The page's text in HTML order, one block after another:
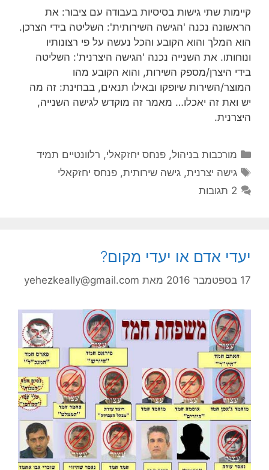
קיימות שתי גישות בסיסיות בעבודה עם ציבור: את
הראשונה נכנה 'הגישה השירותית': השליטה בידי הצרכן.
הוא המלך והוא הקובע והכל נעשה על פי רצונותיו
ונוחותו. את השנייה נכנה 'הגישה היצרנית': השליטה
בידי היצרן/מספק השירות, והוא הקובע מהו
המוצר/השירות שיופקו ובאילו תנאים, בבחינת: זה מה
יש ואת זה יאכלו… מאמר זה מוקדש לגישה השנייה,
היצרנית.
קטגוריות
מורכבות בניהול,פנחס יחזקאלי, רלוונטיים תמיד
תגיות
גישה יצרנית,גישה שירותית,פנחס יחזקאלי
2 תגובות
יעדי אדם או יעדי מקום?
17 בספטמבר 2016 מאת yehezkeally@gmail.com